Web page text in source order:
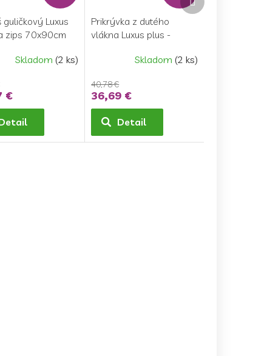
guličkový Luxus
zips 70x90cm
Skladom(2 ks)
€
Prikrývka z dutého
vlákna Luxus plus -
Skladom (2 ks)
40,78 €
36,69 €
Detail
produkt